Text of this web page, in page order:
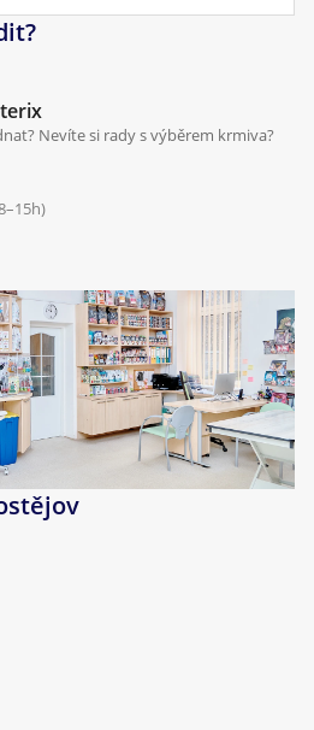
Nevíte si rady s výběrem krmiva?